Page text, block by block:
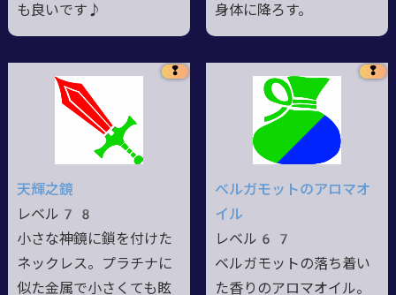
も良いです♪
身体に降ろす。
❢
天輝之鏡
レベル78
小さな神鏡に鎖を付けた
ネックレス。プラチナに
似た金属で小さくても眩
❢
ベルガモットのアロマオ
イル
レベル67
ベルガモットの落ち着い
た香りのアロマオイル。